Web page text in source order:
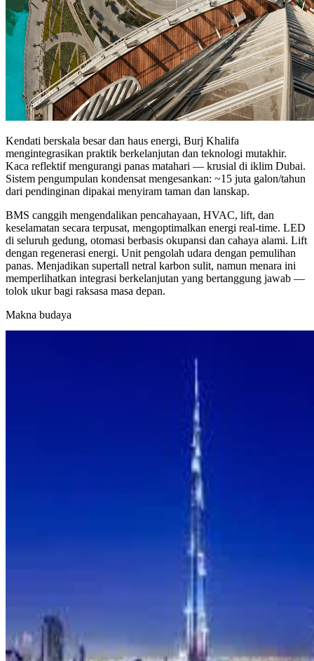
Kendati berskala besar dan haus energi, Burj Khalifa
mengintegrasikan praktik berkelanjutan dan teknologi mutakhir.
Kaca reflektif mengurangi panas matahari — krusial di iklim Dubai.
Sistem pengumpulan kondensat mengesankan: ~15 juta galon/tahun
dari pendinginan dipakai menyiram taman dan lanskap.
BMS canggih mengendalikan pencahayaan, HVAC, lift, dan
keselamatan secara terpusat, mengoptimalkan energi real-time. LED
di seluruh gedung, otomasi berbasis okupansi dan cahaya alami. Lift
dengan regenerasi energi. Unit pengolah udara dengan pemulihan
panas. Menjadikan supertall netral karbon sulit, namun menara ini
memperlihatkan integrasi berkelanjutan yang bertanggung jawab —
tolok ukur bagi raksasa masa depan.
Makna budaya